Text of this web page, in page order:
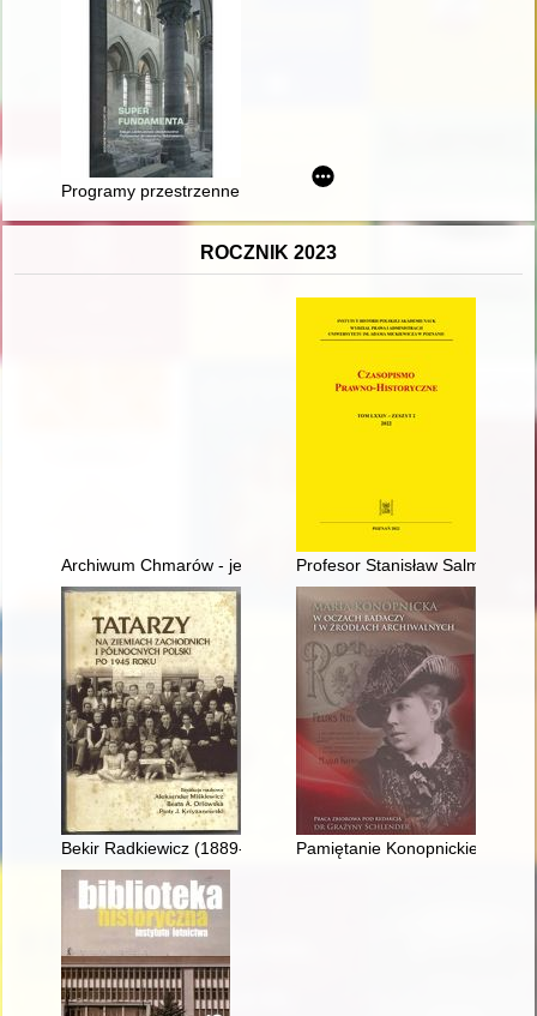
Programy przestrzenne i funkcjonalne chórów katedr
ROCZNIK 2023
Archiwum Chmarów - jego historia, rozproszenie i
Profesor Stanisław
Bekir Radkiewicz (1889-1987) i jego żona Chanifa z domu
Pamiętanie Konopnickiej :